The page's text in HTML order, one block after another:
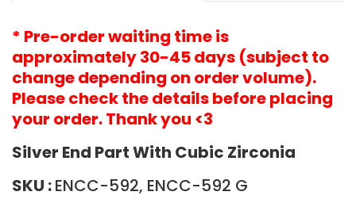
* Pre-order waiting time is
approximately 30-45 days (subject to
change depending on order volume).
Please check the details before placing
your order. Thank you <3
Silver End Part With Cubic Zirconia
SKU :ENCC-592, ENCC-592 G